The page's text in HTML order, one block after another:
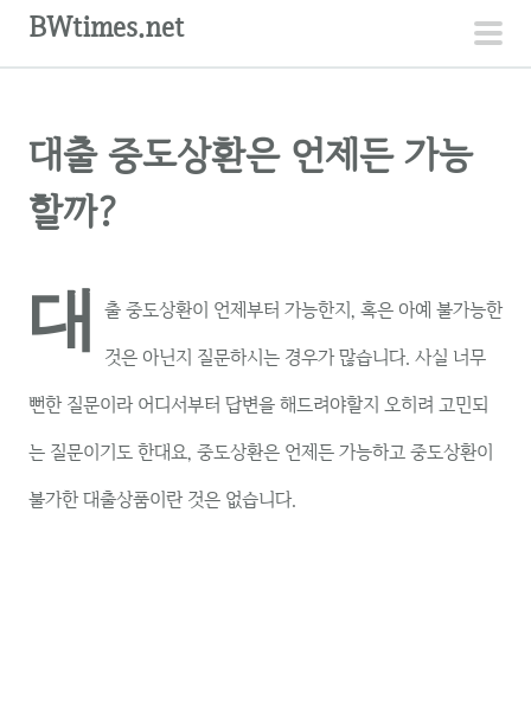
주
BWtimes.net
대출 중도상환은 언제든 가능
할까?
대 출 중도상환이 언제부터 가능한지, 혹은 아예 불가능한
것은 아닌지 질문하시는 경우가 많습니다. 사실 너무
뻔한 질문이라 어디서부터 답변을 해드려야할지 오히려 고민되
는 질문이기도 한대요, 중도상환은 언제든 가능하고 중도상환이
불가한 대출상품이란 것은 없습니다.